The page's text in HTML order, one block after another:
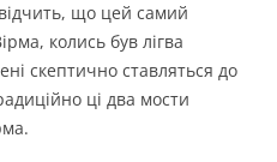
що цей самий
колись був лігва
скептично ставляться до
ці два мости